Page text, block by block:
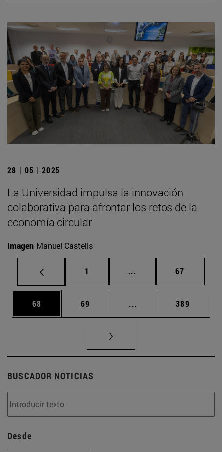
28 | 05 | 2025
La Universidad impulsa la innovación
colaborativa para afrontar los retos de la
economía circular
Imagen Manuel Castells
Página
1 ... Páginas intermedias
Página
67
Página
68 Página
69 ... Páginas intermedias
Página
389
BUSCADOR NOTICIAS
Desde